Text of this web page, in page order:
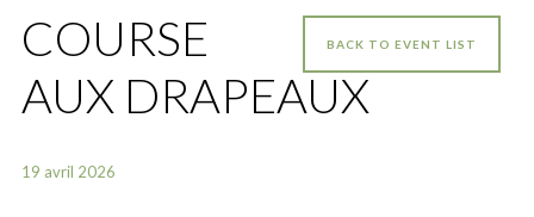
BACK TO EVENT LIST
COURSE
AUX DRAPEAUX
19 avril 2026